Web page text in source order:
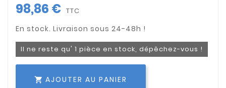
98,86 € TTC
Il ne reste qu' 1 pièce en stock, dépêchez-vous !
 AJOUTER AU PANIER